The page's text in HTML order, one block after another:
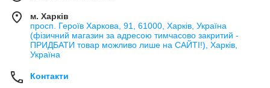
м. Харків
просп. Героїв Харкова, 91, 61000, Харків, Україна
(фізичний магазин за адресою тимчасово закритий -
ПРИДБАТИ товар можливо лише на САЙТІ!), Харків,
Україна
Контакти